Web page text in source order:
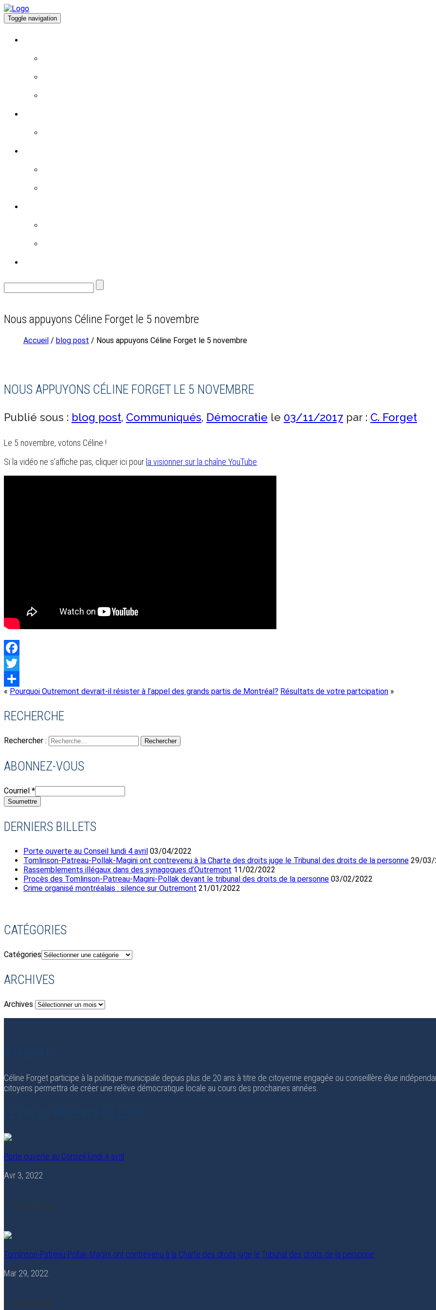
Toggle navigation
Nous appuyons Céline Forget le 5 novembre
Accueil / blog post / Nous appuyons Céline Forget le 5 novembre
NOUS APPUYONS CÉLINE FORGET LE 5 NOVEMBRE
Publié sous : blog post, Communiqués, Démocratie le 03/11/2017 par : C. Forget
Le 5 novembre, votons Céline !
Si la vidéo ne s’affiche pas, cliquer ici pour la visionner sur la chaîne YouTube.
Facebook
Twitter
Share
« Pourquoi Outremont devrait-il résister à l’appel des grands partis de Montréal? Résultats de votre partcipation »
RECHERCHE
Rechercher :
ABONNEZ-VOUS
Courriel *
Soumettre
DERNIERS BILLETS
Porte ouverte au Conseil lundi 4 avril 03/04/2022
Tomlinson-Patreau-Pollak-Magini ont contrevenu à la Charte des droits juge le Tribunal des droits de la personne 29/03/
Rassemblements illégaux dans des synagogues d’Outremont 11/02/2022
Procès des Tomlinson-Patreau-Magini-Pollak devant le tribunal des droits de la personne 03/02/2022
Crime organisé montréalais : silence sur Outremont 21/01/2022
CATÉGORIES
Catégories
ARCHIVES
Archives
À PROPOS
Céline Forget participe à la politique municipale depuis plus de 20 ans à titre de citoyenne engagée ou conseillère élue
citoyens permettra de créer une relève démocratique locale au cours des prochaines années.
LES PLUS RÉCENTS BILLETS
Porte ouverte au Conseil lundi 4 avril
Avr 3, 2022
0 Comment
Tomlinson-Patreau-Pollak-Magini ont contrevenu à la Charte des droits juge le Tribunal des droits de la personne
Mar 29, 2022
0 Comment